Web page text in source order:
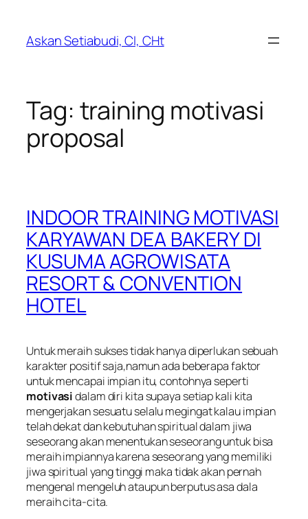
konten
Askan Setiabudi, CI, CHt
Tag: training motivasi
proposal
INDOOR TRAINING MOTIVASI
KARYAWAN DEA BAKERY DI
KUSUMA AGROWISATA
RESORT & CONVENTION
HOTEL
Untuk meraih sukses tidak hanya diperlukan sebuah
karakter positif saja,namun ada beberapa faktor
untuk mencapai impian itu, contohnya seperti
motivasidalam diri kita supaya setiap kali kita
mengerjakan sesuatu selalu megingat kalau impian
telah dekat dan kebutuhan spiritual dalam jiwa
seseorang akan menentukan seseorang untuk bisa
meraih impiannya karena seseorang yang memiliki
jiwa spiritual yang tinggi maka tidak akan pernah
mengenal mengeluh ataupun berputus asa dala
meraih cita-cita.